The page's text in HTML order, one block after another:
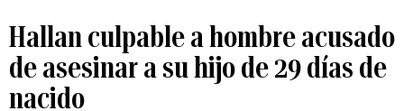
Hallan culpable a hombre acusado
de asesinar a su hijo de 29 días de
nacido